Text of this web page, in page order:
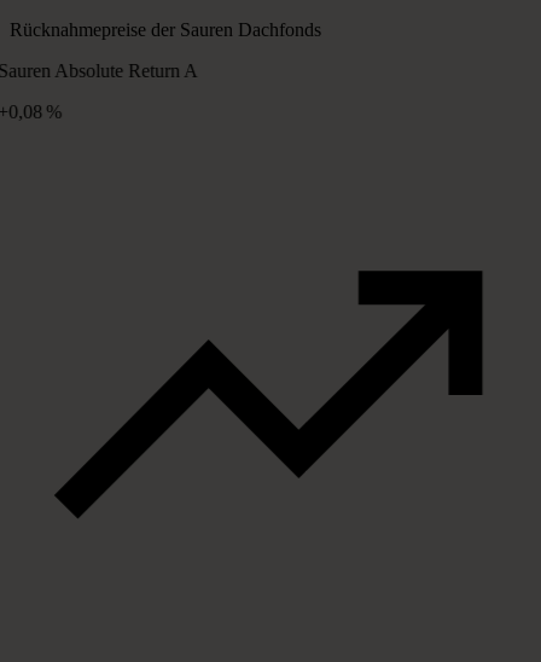
Rücknahmepreise der Sauren Dachfonds
Absolute Return A
%